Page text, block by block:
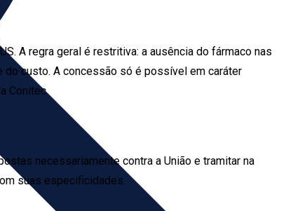
A regra geral é restritiva: a ausência do fármaco nas
do custo. A concessão só é possível em caráter
Conitec
necessariamente contra a União e tramitar na
suas especificidades.